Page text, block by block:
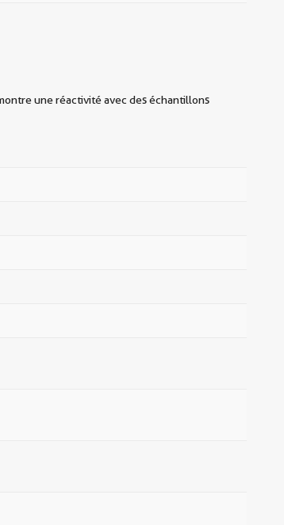
une réactivité avec des échantillons